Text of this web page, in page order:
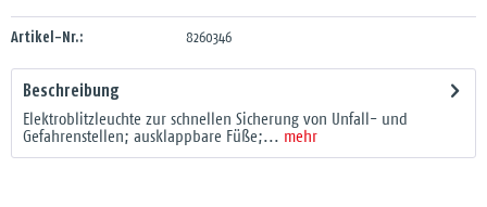
Artikel-Nr.: 8260346
Beschreibung
Elektroblitzleuchte zur schnellen Sicherung von Unfall- und
Gefahrenstellen; ausklappbare Füße;... mehr